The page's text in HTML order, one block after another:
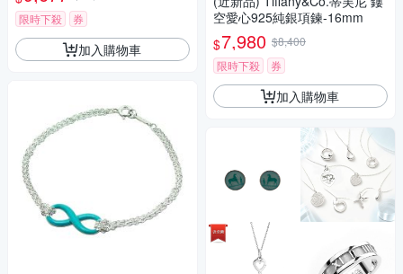
限時下殺
券
加入購物車
空愛心925純銀項鍊-16mm
$7,980 $8,400
限時下殺
券
加入購物車